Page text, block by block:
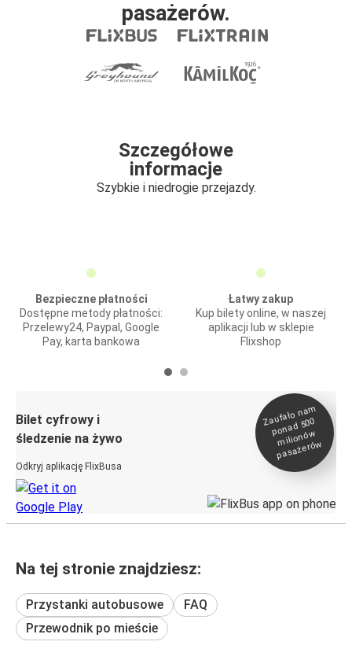
pasażerów.
Szczegółowe
informacje
Szybkie i niedrogie przejazdy.
Bezpieczne płatności
Dostępne metody płatności:
Przelewy24, Paypal, Google
Pay, karta bankowa
Łatwy zakup
Kup bilety online, w naszej
aplikacji lub w sklepie
Flixshop
Bilet cyfrowy i
śledzenie na żywo
Odkryj aplikację FlixBusa
Zaufało na
m
ponad 500
milionó
w
pasażeró
w
Na tej stronie znajdziesz:
Przystanki autobusowe
FAQ
Przewodnik po mieście